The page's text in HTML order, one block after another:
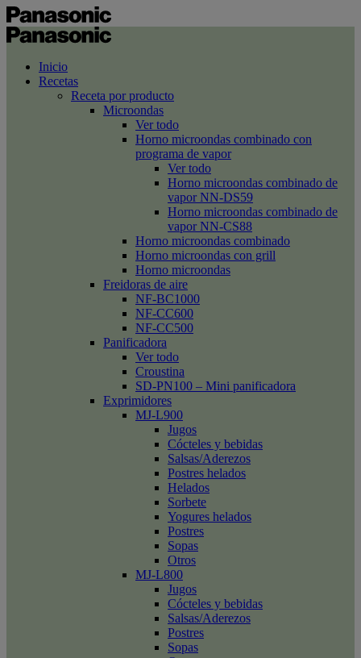
Inicio
Recetas
Receta por producto
Microondas
Ver todo
Horno microondas combinado con
programa de vapor
Ver todo
Horno microondas combinado de
vapor NN-DS59
Horno microondas combinado de
vapor NN-CS88
Horno microondas combinado
Horno microondas con grill
Horno microondas
Freidoras de aire
NF-BC1000
NF-CC600
NF-CC500
Panificadora
Ver todo
Croustina
SD-PN100 – Mini panificadora
Exprimidores
MJ-L900
Jugos
Cócteles y bebidas
Salsas/Aderezos
Postres helados
Helados
Sorbete
Yogures helados
Postres
Sopas
Otros
MJ-L800
Jugos
Cócteles y bebidas
Salsas/Aderezos
Postres
Sopas